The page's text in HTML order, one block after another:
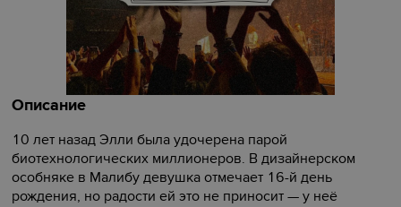
Описание
10 лет назад Элли была удочерена парой
биотехнологических миллионеров. В дизайнерском
особняке в Малибу девушка отмечает 16-й день
рождения, но радости ей это не приносит — у неё